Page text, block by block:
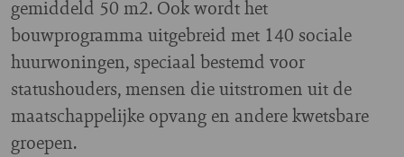
gemiddeld 50 m2. Ook wordt het
bouwprogramma uitgebreid met 140 sociale
huurwoningen, speciaal bestemd voor
statushouders, mensen die uitstromen uit de
maatschappelijke opvang en andere kwetsbare
groepen.